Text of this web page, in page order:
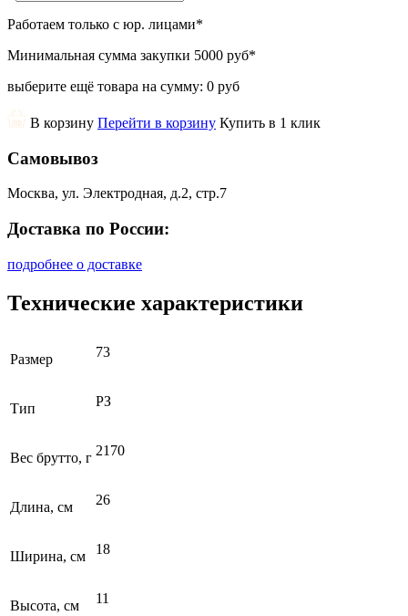
Работаем только с юр. лицами*
Минимальная сумма закупки 5000 руб*
выберите ещё товара на сумму: 0 руб
В корзину Перейти в корзину Купить в 1 клик
Самовывоз
Москва, ул. Электродная, д.2, стр.7
Доставка по России:
подробнее о доставке
Технические характеристики
Размер 73
Тип РЗ
Вес брутто, г 2170
Длина, см 26
Ширина, см 18
Высота, см 11